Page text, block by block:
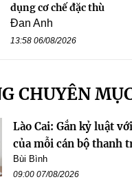
dụng cơ chế đặc thù
Đan Anh
13:58 06/08/2026
CHUYÊN
Lào Cai: Gắn kỷ luật
của mỗi cán bộ thanh
Bùi Bình
09:00 07/08/2026